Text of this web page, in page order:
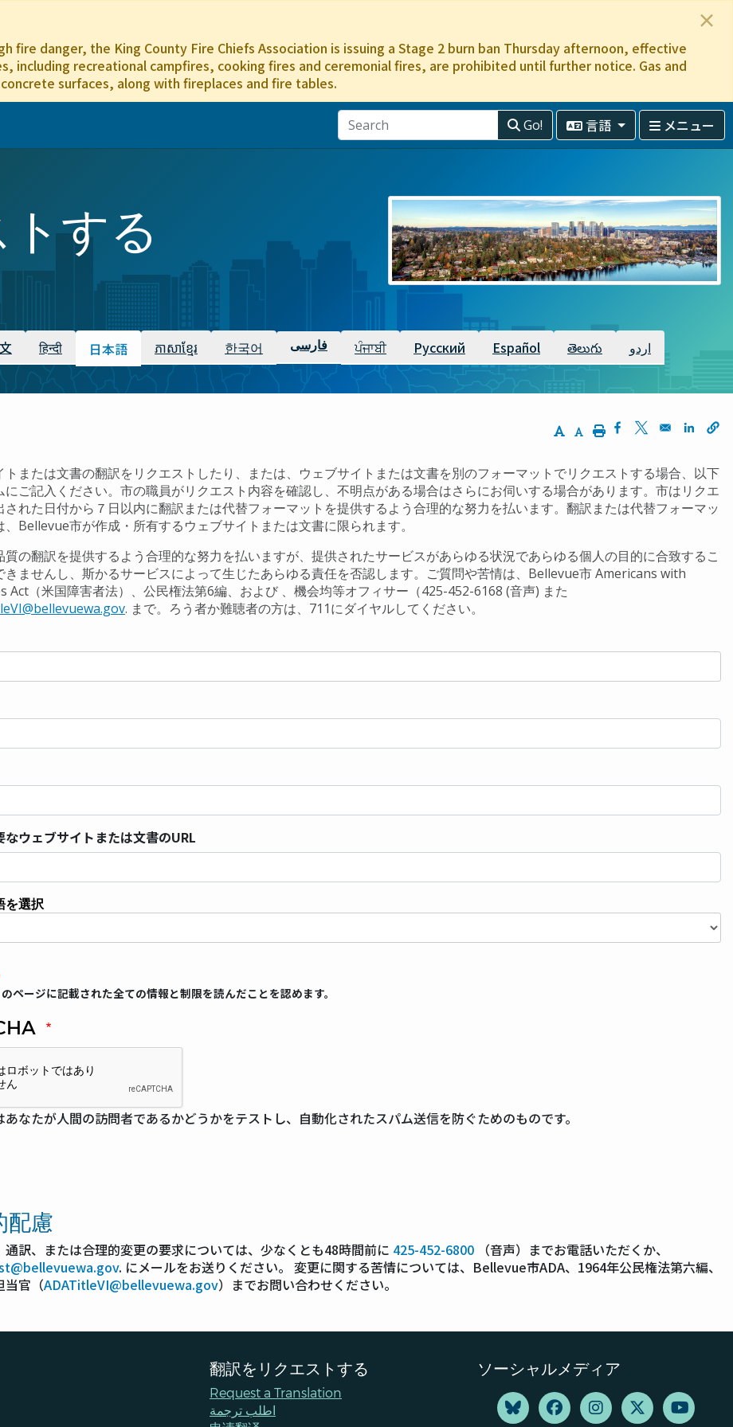
fire danger, the King County Fire Chiefs Association is issuing a Stage 2 burn ban Thursday afternoon, effective
including recreational campfires, cooking fires and ceremonial fires, are prohibited until further notice. Gas and
surfaces, along with fireplaces and fire tables.
×
Go! 言語 メニュー
する
हिन्दी 日本語 ភាសាខ្មែរ 한국어 فارسی ਪੰਜਾਬੀ Русский Español తెలుగు
اردو
Increase Text Size
Decrease Text Size
PrintOpens in a new
Opens in aOpens
トまたは文書の翻訳をリクエストしたり、または、ウェブサイトまたは文書を別のフォーマットでリクエストする場合、以下
にご記入ください。市の職員がリクエスト内容を確認し、不明点がある場合はさらにお伺いする場合があります。市はリクエ
された日付から７日以内に翻訳または代替フォーマットを提供するよう合理的な努力を払います。翻訳または代替フォーマッ
、Bellevue市が作成・所有するウェブサイトまたは文書に限られます。
質の翻訳を提供するよう合理的な努力を払いますが、提供されたサービスがあらゆる状況であらゆる個人の目的に合致するこ
きませんし、斯かるサービスによって生じたあらゆる責任を否認します。ご質問や苦情は、Bellevue市 Americans with
Act（米国障害者法）、公民権法第6編、および 、機会均等オフィサー（425-452-6168 (音声) また
. まで。ろう者か難聴者の方は、711にダイヤルしてください。
なウェブサイトまたは文書のURL
を選択
ページに記載された全ての情報と制限を読んだことを認めます。
あなたが人間の訪問者であるかどうかをテストし、自動化されたスパム送信を防ぐためのものです。
配慮
通訳、または合理的変更の要求については、少なくとも48時間前に 425-452-6800 （音声）までお電話いただくか、
. にメールをお送りください。 変更に関する苦情については、Bellevue市ADA、1964年公民権法第六編、
当官（ADATitleVI@bellevuewa.gov）までお問い合わせください。
翻訳をリクエストする
Request a Translation
اطلب ترجمة
ソーシャルメディア